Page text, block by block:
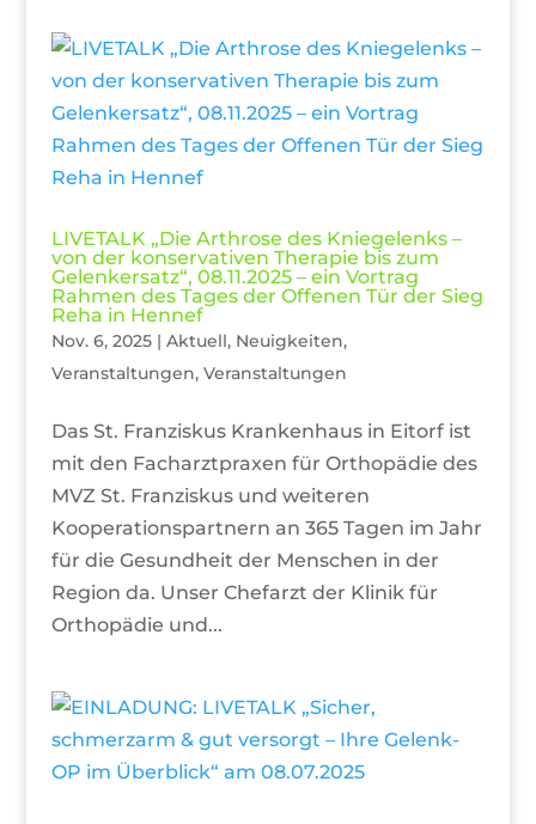
LIVETALK „Die Arthrose des Kniegelenks –
von der konservativen Therapie bis zum
Gelenkersatz“, 08.11.2025 – ein Vortrag
Rahmen des Tages der Offenen Tür der Sieg
Reha in Hennef
Nov. 6, 2025| Aktuell, Neuigkeiten,
Veranstaltungen, Veranstaltungen
Das St. Franziskus Krankenhaus in Eitorf ist
mit den Facharztpraxen für Orthopädie des
MVZ St. Franziskus und weiteren
Kooperationspartnern an 365 Tagen im Jahr
für die Gesundheit der Menschen in der
Region da. Unser Chefarzt der Klinik für
Orthopädie und...